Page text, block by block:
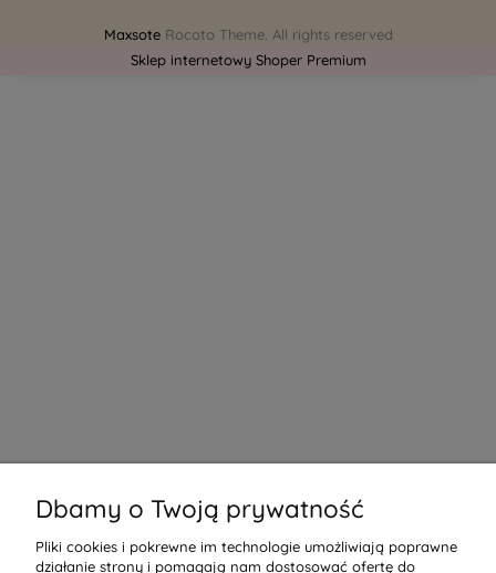
MaxsoteRocoto Theme. All rights reserved
Sklep internetowy Shoper Premium
Dbamy o Twoją prywatność
Pliki cookies i pokrewne im technologie umożliwiają poprawne
działanie strony i pomagają nam dostosować ofertę do